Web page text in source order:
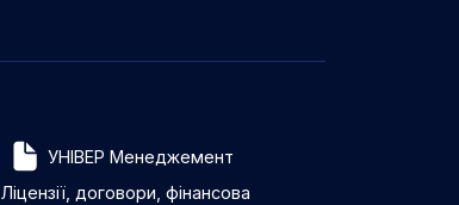
УНІВЕР Менеджемент
Ліцензії, договори, фінансова